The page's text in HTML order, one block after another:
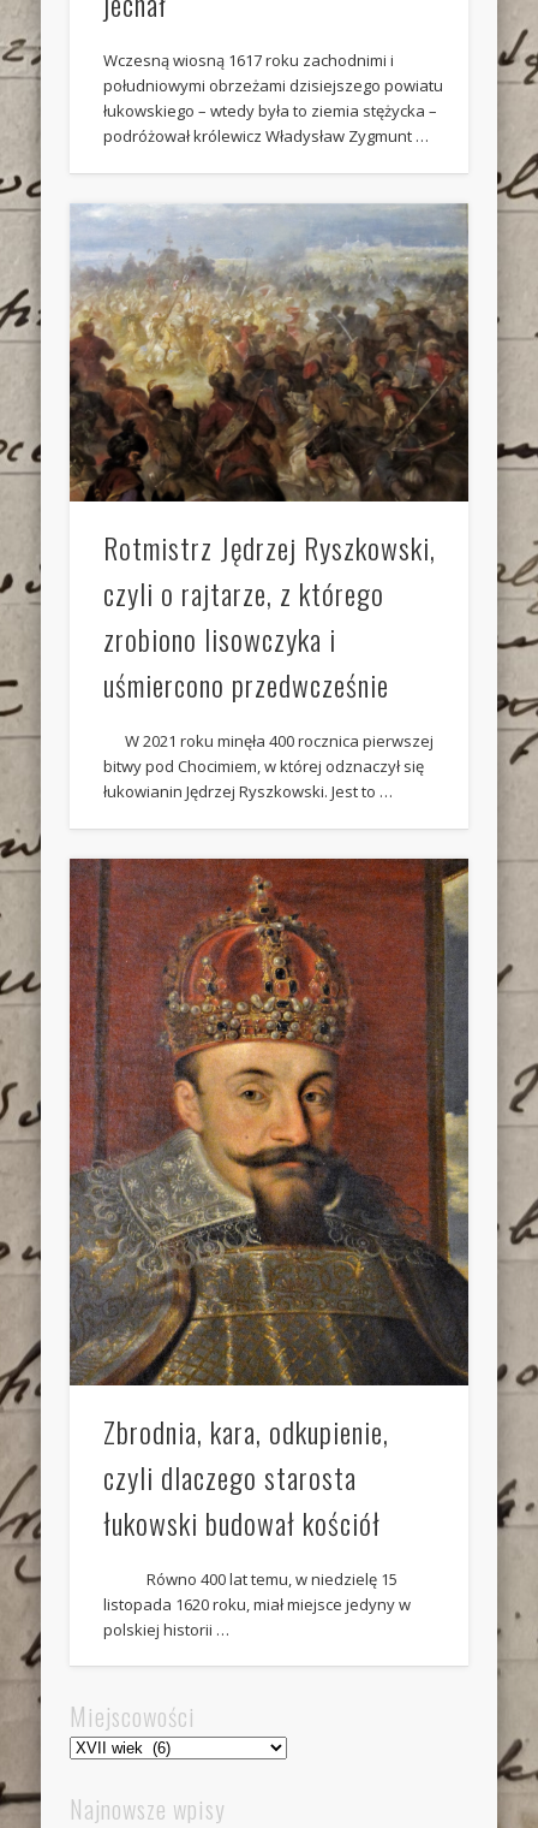
Wczesną wiosną 1617 roku zachodnimi i
południowymi obrzeżami dzisiejszego powiatu
łukowskiego – wtedy była to ziemia stężycka –
podróżował królewicz Władysław Zygmunt …
Rotmistrz Jędrzej Ryszkowski,
czyli o rajtarze, z którego
zrobiono lisowczyka i
uśmiercono przedwcześnie
W 2021 roku minęła 400 rocznica pierwszej
bitwy pod Chocimiem, w której odznaczył się
łukowianin Jędrzej Ryszkowski. Jest to …
Zbrodnia, kara, odkupienie,
czyli dlaczego starosta
łukowski budował kościół
Równo 400 lat temu, w niedzielę 15
listopada 1620 roku, miał miejsce jedyny w
polskiej historii …
Miejscowości
Miejscowości
Najnowsze wpisy